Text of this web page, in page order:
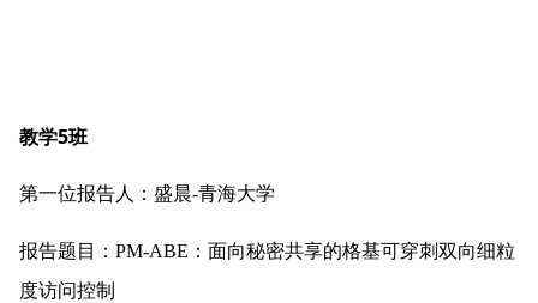
教学5班
第一位报告人：盛晨-青海大学
报告题目：PM-ABE：面向秘密共享的格基可穿刺双向细粒
度访问控制